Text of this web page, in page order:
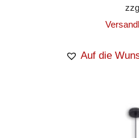
Auf die